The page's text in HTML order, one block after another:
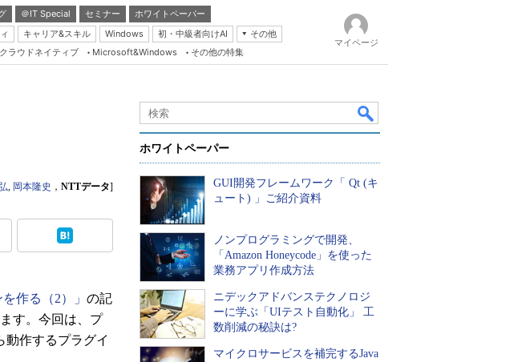
＠IT Special セミナー
ホワイトペーパー
キャリア&スキル Windows 初・中級者向けAI
その他
Server & Storage
Database Expert
Master of IP Network
Security & Trust
Test & Tools
Insider.NET
ブログ
クラウドネイティブ Microsoft&Windows その他の特集
マイページ
, 岡本隆史 ， NTTデータ]
作る（2）」 の記
す。今回は、プ
動作するプラグイ
ホワイトペーパー
GUI開発フレームワーク「 Qt (キ
ュート) 」ご紹介資料
ノンプログラミングで開発、
「Amazon Honeycode」を使った
業務アプリ作成方法
ニデックアドバンステクノロジ
ーに学ぶ「UIテスト自動化」 工
数削減の秘訣は?
マイクロサービスを補完するJava